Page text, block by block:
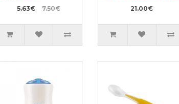
5.63€ 7.50€ 21.00€